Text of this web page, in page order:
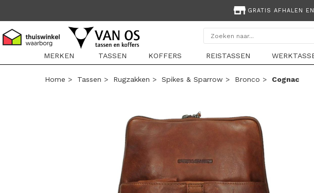
GRATIS AFHALEN
MERKEN
TASSEN KOFFERS REISTASSEN
Home > Tassen > Rugzakken > Spikes & Sparrow > Bronco > Cognac